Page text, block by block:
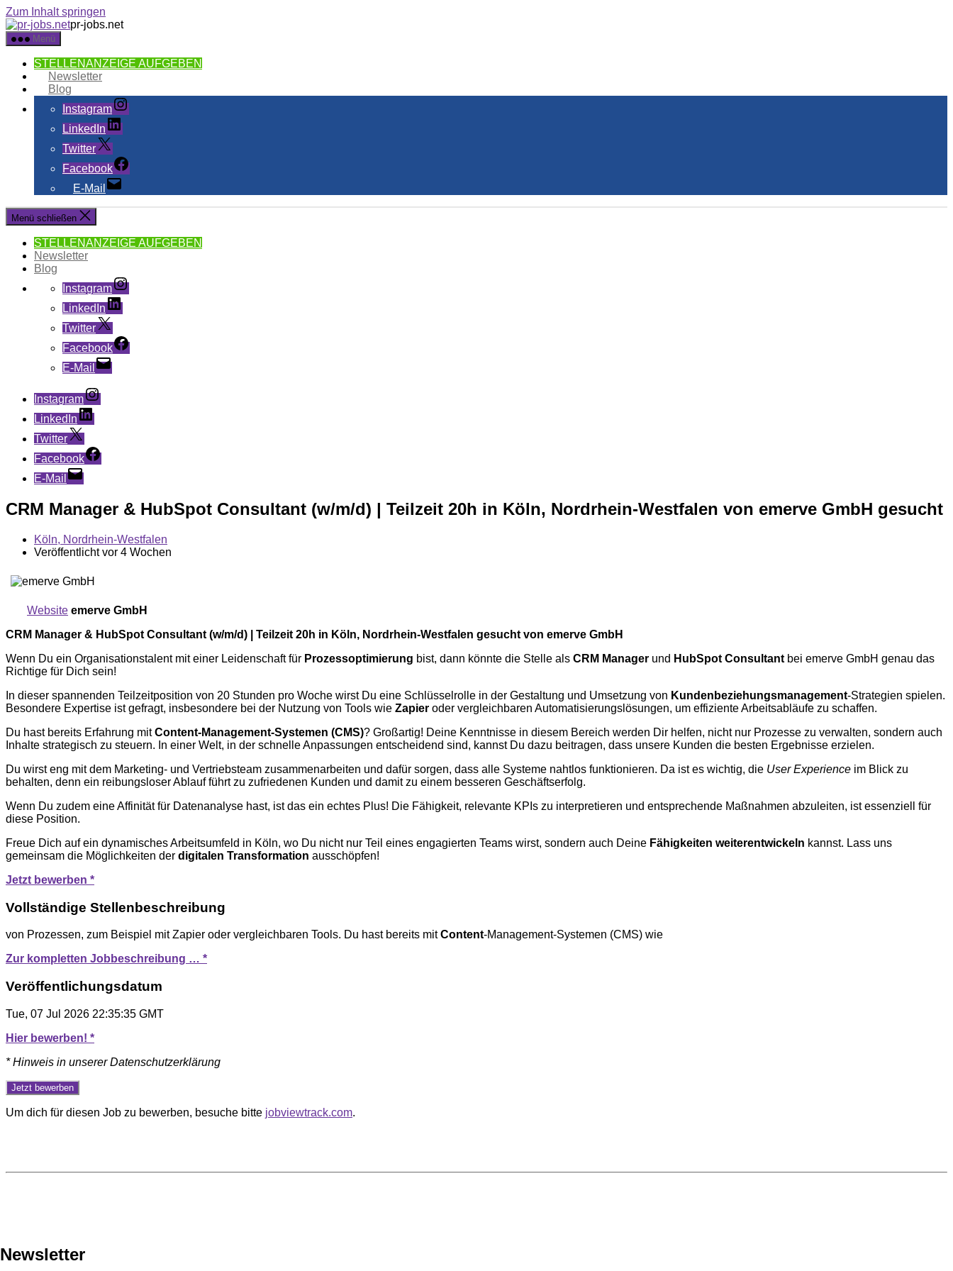
Zum Inhalt springen
pr-jobs.net
Menü
STELLENANZEIGE AUFGEBEN
Newsletter
Blog
Instagram
LinkedIn
Twitter
Facebook
E-Mail
Menü schließen
STELLENANZEIGE AUFGEBEN
Newsletter
Blog
Instagram
LinkedIn
Twitter
Facebook
E-Mail
Instagram
LinkedIn
Twitter
Facebook
E-Mail
CRM Manager & HubSpot Consultant (w/m/d) | Teilzeit 20h in Köln, Nordrhein-Westfalen von emerve GmbH gesucht
Köln, Nordrhein-Westfalen
Veröffentlicht vor 4 Wochen
Website emerve GmbH
CRM Manager & HubSpot Consultant (w/m/d) | Teilzeit 20h in Köln, Nordrhein-Westfalen gesucht von emerve GmbH
Wenn Du ein Organisationstalent mit einer Leidenschaft für Prozessoptimierung bist, dann könnte die Stelle als CRM Manager und HubSpot Consultant bei emerve GmbH genau das
Richtige für Dich sein!
In dieser spannenden Teilzeitposition von 20 Stunden pro Woche wirst Du eine Schlüsselrolle in der Gestaltung und Umsetzung von Kundenbeziehungsmanagement-Strategien spielen.
Besondere Expertise ist gefragt, insbesondere bei der Nutzung von Tools wie Zapier oder vergleichbaren Automatisierungslösungen, um effiziente Arbeitsabläufe zu schaffen.
Du hast bereits Erfahrung mitContent-Management-Systemen (CMS)? Großartig! Deine Kenntnisse in diesem Bereich werden Dir helfen, nicht nur Prozesse zu verwalten, sondern auch
Inhalte strategisch zu steuern. In einer Welt, in der schnelle Anpassungen entscheidend sind, kannst Du dazu beitragen, dass unsere Kunden die besten Ergebnisse erzielen.
Du wirst eng mit dem Marketing- und Vertriebsteam zusammenarbeiten und dafür sorgen, dass alle Systeme nahtlos funktionieren. Da ist es wichtig, die User Experience im Blick zu
behalten, denn ein reibungsloser Ablauf führt zu zufriedenen Kunden und damit zu einem besseren Geschäftserfolg.
Wenn Du zudem eine Affinität für Datenanalyse hast, ist das ein echtes Plus! Die Fähigkeit, relevante KPIs zu interpretieren und entsprechende Maßnahmen abzuleiten, ist essenziell für
diese Position.
Freue Dich auf ein dynamisches Arbeitsumfeld in Köln, wo Du nicht nur Teil eines engagierten Teams wirst, sondern auch Deine Fähigkeiten weiterentwickeln kannst. Lass uns
gemeinsam die Möglichkeiten der digitalen Transformation ausschöpfen!
Jetzt bewerben *
Vollständige Stellenbeschreibung
von Prozessen, zum Beispiel mit Zapier oder vergleichbaren Tools. Du hast bereits mitContent-Management-Systemen (CMS) wie
Zur kompletten Jobbeschreibung … *
Veröffentlichungsdatum
Tue, 07 Jul 2026 22:35:35 GMT
Hier bewerben! *
* Hinweis in unserer Datenschutzerklärung
Um dich für diesen Job zu bewerben, besuche bitte jobviewtrack.com.
Newsletter